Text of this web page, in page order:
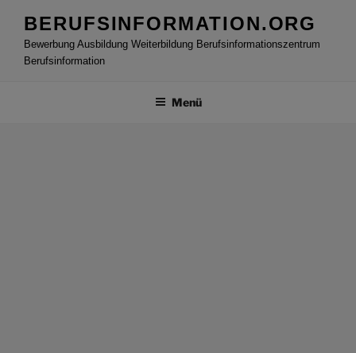
Inhalt
springen
BERUFSINFORMATION.ORG
Bewerbung Ausbildung Weiterbildung Berufsinformationszentrum
Berufsinformation
Menü